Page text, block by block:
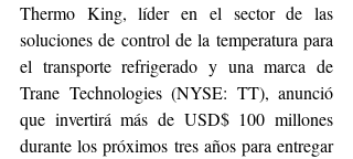
Thermo King, líder en el sector de las
soluciones de control de la temperatura para
el transporte refrigerado y una marca de
Trane Technologies (NYSE: TT), anunció
que invertirá más de USD$ 100 millones
durante los próximos tres años para entregar